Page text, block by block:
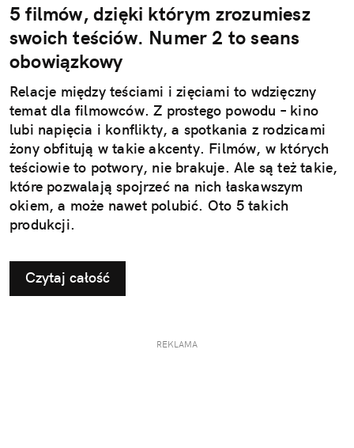
5 filmów, dzięki którym zrozumiesz
swoich teściów. Numer 2 to seans
obowiązkowy
Relacje między teściami i zięciami to wdzięczny
temat dla filmowców. Z prostego powodu – kino
lubi napięcia i konflikty, a spotkania z rodzicami
żony obfitują w takie akcenty. Filmów, w których
teściowie to potwory, nie brakuje. Ale są też takie,
które pozwalają spojrzeć na nich łaskawszym
okiem, a może nawet polubić. Oto 5 takich
produkcji.
Czytaj całość
REKLAMA